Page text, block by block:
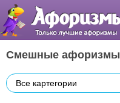
Смешные афоризмы
Все картегории